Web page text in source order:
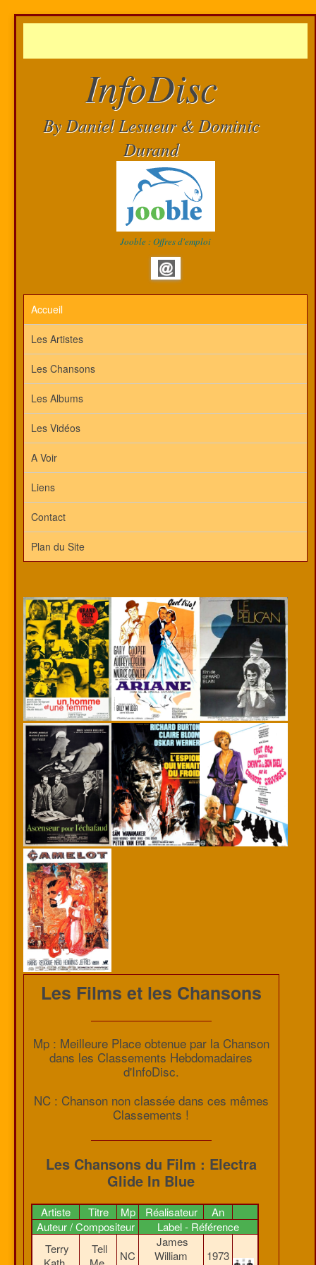
InfoDisc
By Daniel Lesueur & Dominic
Durand
Jooble : Offres d'emploi
Accueil
Les Artistes
Les Chansons
Les Albums
Les Vidéos
A Voir
Liens
Contact
Plan du Site
Les Films et les Chansons
Mp : Meilleure Place obtenue par la Chanson
dans les Classements Hebdomadaires
d'InfoDisc.
NC : Chanson non classée dans ces mêmes
Classements !
Les Chansons du Film : Electra
Glide In Blue
Artiste Titre Mp Réalisateur
An
Auteur / Compositeur
Label - Référence
Terry
Tell
NC
James
William
1973